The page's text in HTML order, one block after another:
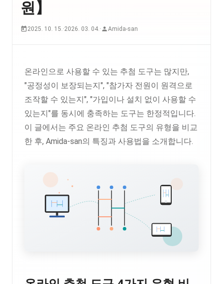
원】
2025. 10. 15.·2026. 03. 04.· Amida-san
온라인으로 사용할 수 있는 추첨 도구는 많지만,
"공정성이 보장되는지", "참가자 전원이 원격으로
조작할 수 있는지", "가입이나 설치 없이 사용할 수
있는지"를 동시에 충족하는 도구는 한정적입니다.
이 글에서는 주요 온라인 추첨 도구의 유형을 비교
한 후, Amida-san의 특징과 사용법을 소개합니다.